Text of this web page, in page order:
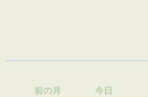
前の月 今日